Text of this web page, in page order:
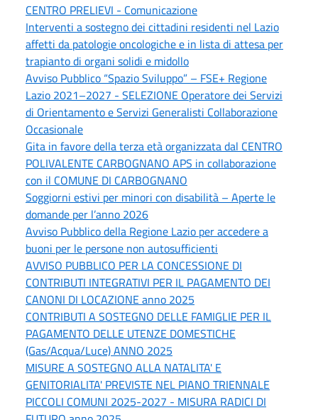
CENTRO PRELIEVI - Comunicazione
Interventi a sostegno dei cittadini residenti nel Lazio
affetti da patologie oncologiche e in lista di attesa per
trapianto di organi solidi e midollo
Avviso Pubblico “Spazio Sviluppo” – FSE+ Regione
Lazio 2021–2027 - SELEZIONE Operatore dei Servizi
di Orientamento e Servizi Generalisti Collaborazione
Occasionale
Gita in favore della terza età organizzata dal CENTRO
POLIVALENTE CARBOGNANO APS in collaborazione
con il COMUNE DI CARBOGNANO
Soggiorni estivi per minori con disabilità – Aperte le
domande per l’anno 2026
Avviso Pubblico della Regione Lazio per accedere a
buoni per le persone non autosufficienti
AVVISO PUBBLICO PER LA CONCESSIONE DI
CONTRIBUTI INTEGRATIVI PER IL PAGAMENTO DEI
CANONI DI LOCAZIONE anno 2025
CONTRIBUTI A SOSTEGNO DELLE FAMIGLIE PER IL
PAGAMENTO DELLE UTENZE DOMESTICHE
(Gas/Acqua/Luce) ANNO 2025
MISURE A SOSTEGNO ALLA NATALITA' E
GENITORIALITA' PREVISTE NEL PIANO TRIENNALE
PICCOLI COMUNI 2025-2027 - MISURA RADICI DI